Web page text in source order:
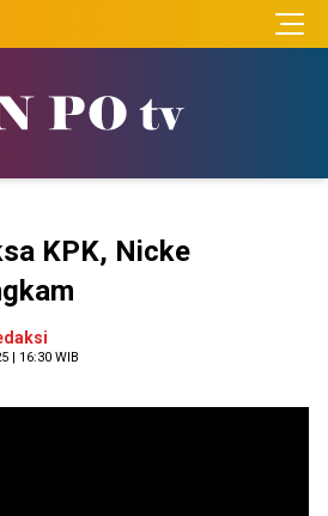
KPK, Nicke
| 16:30 WIB